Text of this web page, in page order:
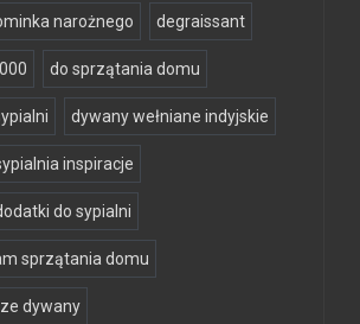
narożnego degraissant
do sprzątania domu
dywany wełniane indyjskie
inspiracje
do sypialni
sprzątania domu
dywany